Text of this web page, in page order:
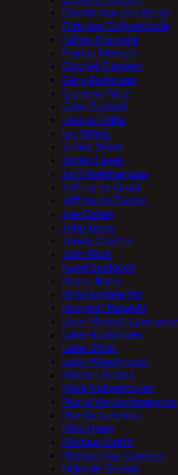
Dimitri Van den Bergh
Dirk van Duijvenbode
Fallon Sherrock
Florian Hempel
Gabriel Clemens
Gary Anderson
Gerwyn Price
Glen Durrant
Haupai Puha
Ian White
James Wade
Jamie Caven
Jani Kerkinarkaus
Jeffrey de Graaf
Jeffrey de Zwaan
Joe Cullen
John Lowe
Jonny Clayton
Josh Rock
Karel Sedláček
Keane Barry
Kim Huybrechts
Krzystof Ratajski
Liam Maendl-Lawrance
Luke Humphries
Luke Littler
Luke Woodhouse
Madars Razma
Maik Kuivenhoven
Mario Vandenbogaerde
Martin Lukeman
Max Hopp
Michael Smith
Michael Van Gerwen
Mike de Decker